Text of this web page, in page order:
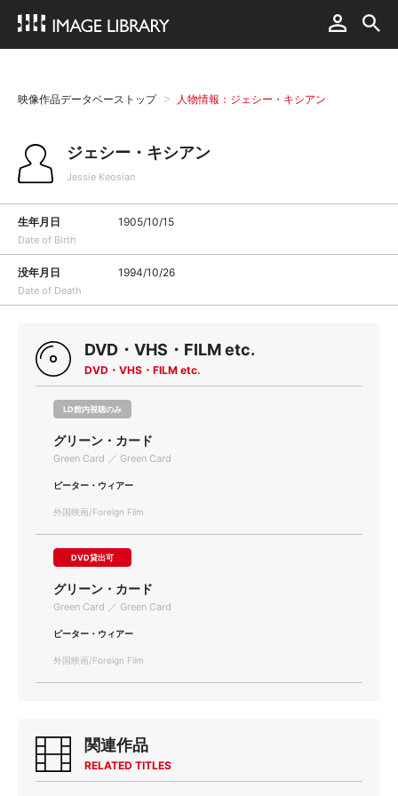
映像作品データベーストップ 人物情報：ジェシー・キシアン
ジェシー・キシアン
Jessie Keosian
生年月日
Date of Birth
1905/10/15
没年月日
Date of Death
1994/10/26
DVD・VHS・FILM etc.
DVD・VHS・FILM etc.
LD館内視聴のみ
グリーン・カード
Green Card ／ Green Card
ピーター・ウィアー
外国映画/Foreign Film
DVD貸出可
グリーン・カード
Green Card ／ Green Card
ピーター・ウィアー
外国映画/Foreign Film
関連作品
RELATED TITLES